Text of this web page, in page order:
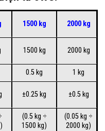
1500 kg 2000 kg
1500 kg 2000 kg
0.5 kg
1 kg
±0.25 kg ±0.5 kg
(0.5 kg ÷
1500 kg)
(0.05 kg ÷
2000 kg)